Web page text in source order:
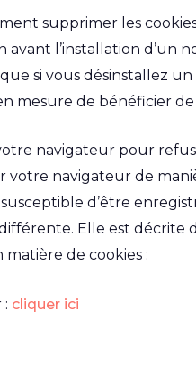
supprimer les
avant l’installation d’un
si vous désinstallez
mesure de bénéficier
navigateur pour
navigateur de
d’être
Elle est décrite
matière de cookies :
cliquer ici